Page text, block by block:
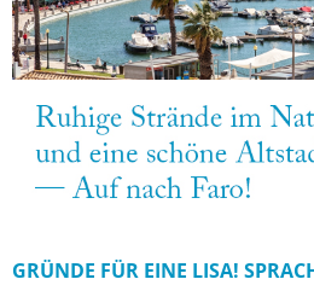
GRÜNDE FÜR EINE LISA!